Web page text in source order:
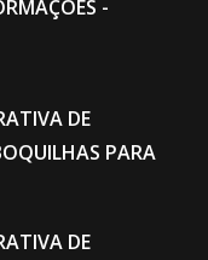
-
DE
PARA
DE